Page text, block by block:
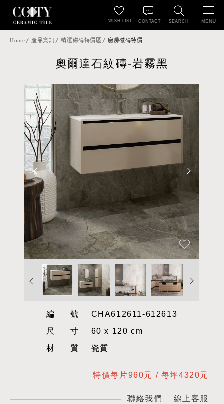
SEARCH
WISH LIST CONTACT MENU
Home 產品資訊 精選磁磚特價區 廚房磁磚特價
奧爾達石紋磚-岩霧黑
編號CHA612611-612613
尺寸60 x 120 cm
材質瓷質
特價每片960元 / 每坪4320元
聯絡我們 線上客服